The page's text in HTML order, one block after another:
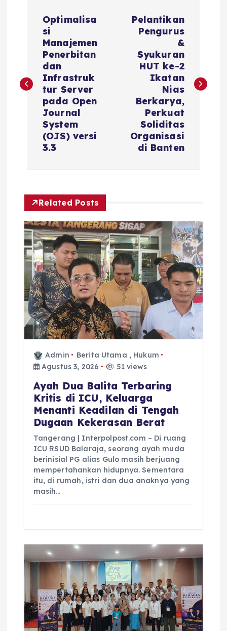
Optimalisa
si
Manajemen
Penerbitan
dan
Infrastruk
tur Server
pada Open
Journal
System
(OJS) versi
3.3
Pelantikan
Pengurus
&
Syukuran
HUT ke-2
Ikatan
Nias
Berkarya,
Perkuat
Soliditas
Organisasi
di Banten
Related Posts
Admin Berita Utama , Hukum
Agustus 3, 2026
51 views
Ayah Dua Balita Terbaring
Kritis di ICU, Keluarga
Menanti Keadilan di Tengah
Dugaan Kekerasan Berat
Tangerang | Interpolpost.com – Di ruang
ICU RSUD Balaraja, seorang ayah muda
berinisial PG alias Gulo masih berjuang
mempertahankan hidupnya. Sementara
itu, di rumah, istri dan dua anaknya yang
masih…